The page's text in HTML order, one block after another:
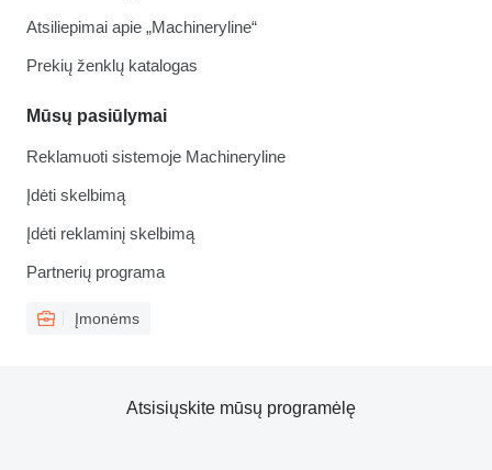
Atsiliepimai apie „Machineryline“
Prekių ženklų katalogas
Mūsų pasiūlymai
Reklamuoti sistemoje Machineryline
Įdėti skelbimą
Įdėti reklaminį skelbimą
Partnerių programa
Įmonėms
Atsisiųskite mūsų programėlę